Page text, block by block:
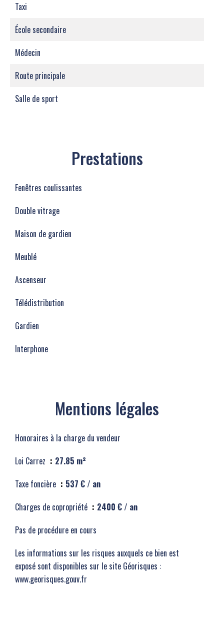
Taxi
École secondaire
Médecin
Route principale
Salle de sport
Prestations
Fenêtres coulissantes
Double vitrage
Maison de gardien
Meublé
Ascenseur
Télédistribution
Gardien
Interphone
Mentions légales
Honoraires à la charge du vendeur
Loi Carrez
27.85 m²
Taxe foncière
537 € / an
Charges de copropriété
2400 € / an
Pas de procédure en cours
Les informations sur les risques auxquels ce bien est
exposé sont disponibles sur le site Géorisques :
www.georisques.gouv.fr